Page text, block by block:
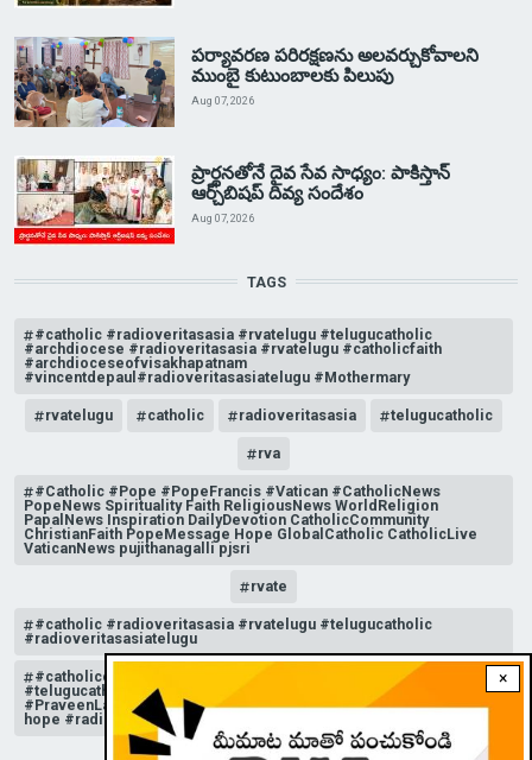
×
పర్యావరణ పరిరక్షణను అలవర్చుకోవాలని
ముంబై కుటుంబాలకు పిలుపు
Aug 07, 2026
ప్రార్థనతోనే దైవ సేవ సాధ్యం: పాకిస్తాన్‌
ఆర్చ్‌బిషప్ దివ్య సందేశం
Aug 07, 2026
TAGS
#catholic #radioveritasasia #rvatelugu #telugucatholic
#archdiocese #radioveritasasia #rvatelugu #catholicfaith
#archdioceseofvisakhapatnam
#vincentdepaul#radioveritasasiatelugu #Mothermary
rvatelugu catholic radioveritasasia telugucatholic
rva
#Catholic #Pope #PopeFrancis #Vatican #CatholicNews
PopeNews Spirituality Faith ReligiousNews WorldReligion
PapalNews Inspiration DailyDevotion CatholicCommunity
ChristianFaith PopeMessage Hope GlobalCatholic CatholicLive
VaticanNews pujithanagalli pjsri
rvate
#catholic #radioveritasasia #rvatelugu #telugucatholic
#radioveritasasiatelugu
#catholicchurchnews #catholictelugu #telugucatholic
#telugucatholicchurch #radioveritasasia #rvatelugu
#PraveenLakkisetti #reflection #advent #christmas #messageof
hope #radioveritas #rvatelugu #viral #insta